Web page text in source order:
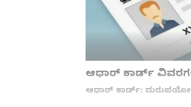
ಆಧಾರ್ ಕಾರ್ಡ್
ಆಧಾರ್ ಕಾರ್ಡ್: